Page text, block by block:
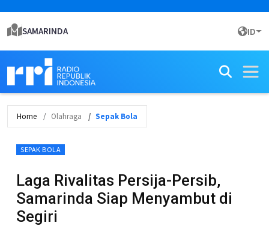
SAMARINDA ID
Home Olahraga Sepak Bola
SEPAK BOLA
Laga Rivalitas Persija-Persib,
Samarinda Siap Menyambut di
Segiri